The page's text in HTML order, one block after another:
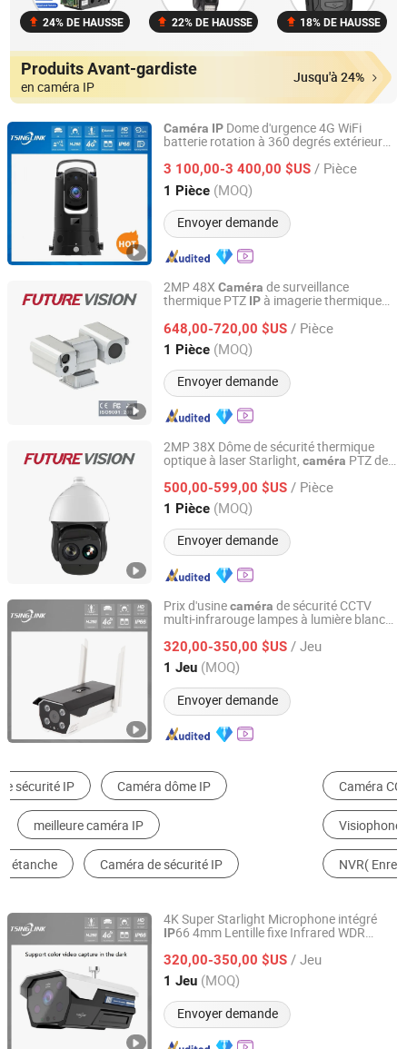
24% DE HAUSSE 22% DE HAUSSE 18% DE HAUSSE
Produits Avant-gardiste
en caméra IP
Jusqu'à 24%
Caméra IP Dome d'urgence 4G WiFi
batterie rotation à 360 degrés extérieur
reconnaissance faciale Ultra Starlight
LPR étanche
3 100,00-3 400,00 $US / Pièce
1 Pièce (MOQ)
Envoyer demande
Anhui Tsinglink Information Technology Co., Ltd.
Anhui, China Depuis 2018
2MP 48X Caméra de surveillance
thermique PTZ IP à imagerie thermique
648,00-720,00 $US / Pièce
1 Pièce (MOQ)
Envoyer demande
Shanghai Future Vision Technology Co., Ltd.
Shanghai, China Depuis 2022
2MP 38X Dôme de sécurité thermique
optique à laser Starlight, caméra PTZ de
500,00-599,00 $US / Pièce
1 Pièce (MOQ)
Envoyer demande
Shanghai Future Vision Technology Co., Ltd.
Shanghai, China Depuis 2022
Prix d'usinecaméra de sécurité CCTV
multi-infrarouge lampes à lumière blanche
d'immatriculation de voiture
bullet
320,00-350,00 $US / Jeu
1 Jeu (MOQ)
Envoyer demande
Anhui Tsinglink Information Technology Co., Ltd.
Anhui, China Depuis 2018
Caméra CCTV
Visiophone de Porte
NVR( Enregistreur Vidéo en Réseau ) Pièces de Système Alarme de Sécurité
4K Super Starlight Microphone intégré
IP66 4mm Lentille fixe Infrared WDR
d'immatriculation Fr BulletCaméra
sécurité IPréseau
320,00-350,00 $US / Jeu
1 Jeu (MOQ)
Envoyer demande
Anhui Tsinglink Information Technology Co., Ltd.
Anhui, China Depuis 2018